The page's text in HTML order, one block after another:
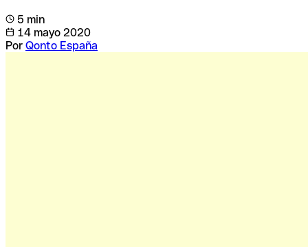
5 min
14 mayo 2020
Por Qonto España